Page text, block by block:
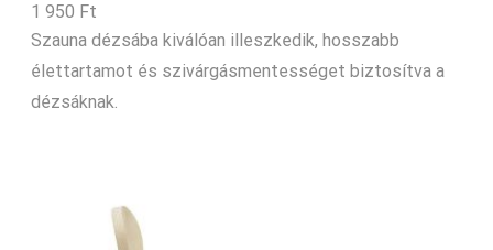
1 950 Ft
Szauna dézsába kiválóan illeszkedik, hosszabb
élettartamot és szivárgásmentességet biztosítva a
dézsáknak.